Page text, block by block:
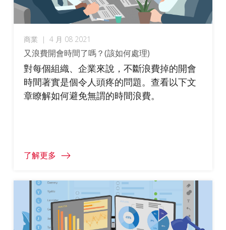
商業 | 4 月 08 2021
又浪費開會時間了嗎？(該如何處理)
對每個組織、企業來說，不斷浪費掉的開會
時間著實是個令人頭疼的問題。查看以下文
章瞭解如何避免無謂的時間浪費。
了解更多